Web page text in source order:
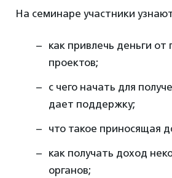
На семинаре участники
как привлечь деньги
проектов;
с чего начать для
дает поддержку;
что такое приносящая
как получать доход
органов;